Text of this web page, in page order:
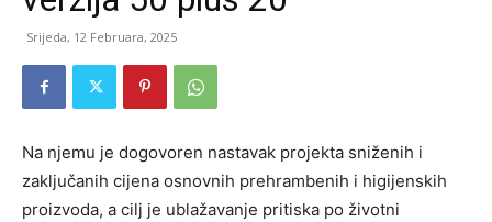
Srijeda, 12 Februara, 2025
Na njemu je dogovoren nastavak projekta sniženih i
zaključanih cijena osnovnih prehrambenih i higijenskih
proizvoda, a cilj je ublažavanje pritiska po životni